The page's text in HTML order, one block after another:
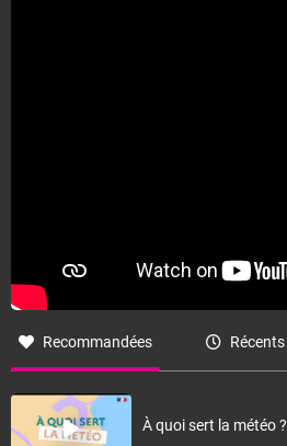
Recommandées Récents
À quoi sert la météo ?